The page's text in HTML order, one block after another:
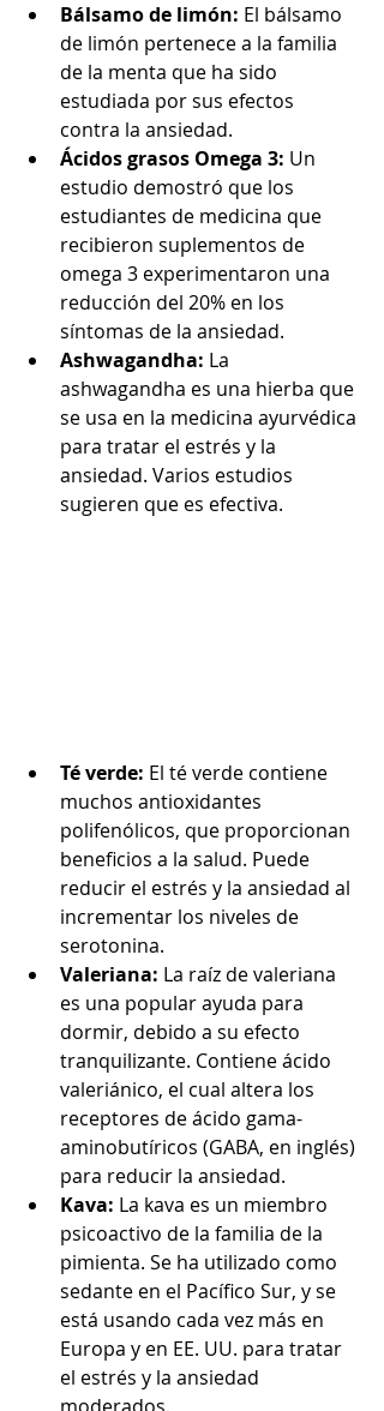
Bálsamo de limón: El bálsamo
de limón pertenece a la familia
de la menta que ha sido
estudiada por sus efectos
contra la ansiedad.
Ácidos grasos Omega 3: Un
estudio demostró que los
estudiantes de medicina que
recibieron suplementos de
omega 3 experimentaron una
reducción del 20% en los
síntomas de la ansiedad.
Ashwagandha: La
ashwagandha es una hierba que
se usa en la medicina ayurvédica
para tratar el estrés y la
ansiedad. Varios estudios
sugieren que es efectiva.
Té verde: El té verde contiene
muchos antioxidantes
polifenólicos, que proporcionan
beneficios a la salud. Puede
reducir el estrés y la ansiedad al
incrementar los niveles de
serotonina.
Valeriana: La raíz de valeriana
es una popular ayuda para
dormir, debido a su efecto
tranquilizante. Contiene ácido
valeriánico, el cual altera los
receptores de ácido gama-
aminobutíricos (GABA, en inglés)
para reducir la ansiedad.
Kava: La kava es un miembro
psicoactivo de la familia de la
pimienta. Se ha utilizado como
sedante en el Pacífico Sur, y se
está usando cada vez más en
Europa y en EE. UU. para tratar
el estrés y la ansiedad